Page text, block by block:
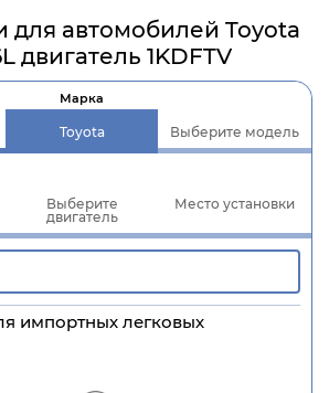
автомобилей Toyota
двигатель 1KDFTV
Марка
Toyota Выберите модель
Выберите
двигатель
Место установки
импортных легковых